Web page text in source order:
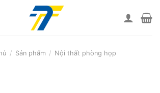
/ Sản phẩm / Nội thất phòng họp